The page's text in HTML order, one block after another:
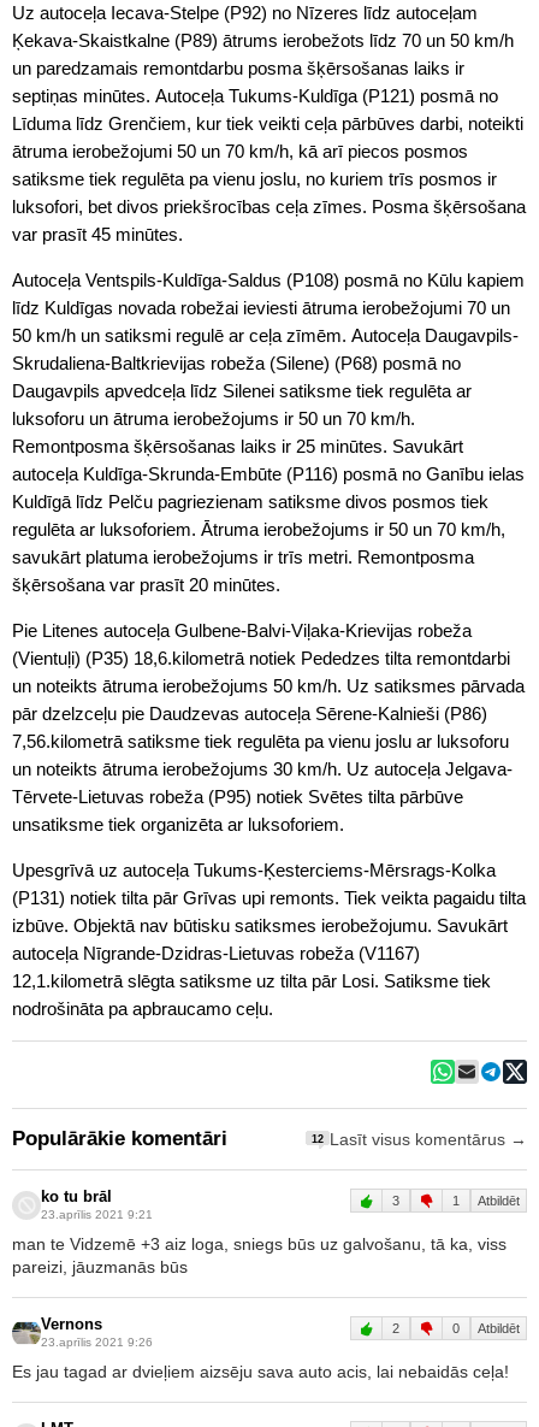
Uz autoceļa Iecava-Stelpe (P92) no Nīzeres līdz autoceļam
Ķekava-Skaistkalne (P89) ātrums ierobežots līdz 70 un 50 km/h
un paredzamais remontdarbu posma šķērsošanas laiks ir
septiņas minūtes. Autoceļa Tukums-Kuldīga (P121) posmā no
Līduma līdz Grenčiem, kur tiek veikti ceļa pārbūves darbi, noteikti
ātruma ierobežojumi 50 un 70 km/h, kā arī piecos posmos
satiksme tiek regulēta pa vienu joslu, no kuriem trīs posmos ir
luksofori, bet divos priekšrocības ceļa zīmes. Posma šķērsošana
var prasīt 45 minūtes.
Autoceļa Ventspils-Kuldīga-Saldus (P108) posmā no Kūlu kapiem
līdz Kuldīgas novada robežai ieviesti ātruma ierobežojumi 70 un
50 km/h un satiksmi regulē ar ceļa zīmēm. Autoceļa Daugavpils-
Skrudaliena-Baltkrievijas robeža (Silene) (P68) posmā no
Daugavpils apvedceļa līdz Silenei satiksme tiek regulēta ar
luksoforu un ātruma ierobežojums ir 50 un 70 km/h.
Remontposma šķērsošanas laiks ir 25 minūtes. Savukārt
autoceļa Kuldīga-Skrunda-Embūte (P116) posmā no Ganību ielas
Kuldīgā līdz Pelču pagriezienam satiksme divos posmos tiek
regulēta ar luksoforiem. Ātruma ierobežojums ir 50 un 70 km/h,
savukārt platuma ierobežojums ir trīs metri. Remontposma
šķērsošana var prasīt 20 minūtes.
Pie Litenes autoceļa Gulbene-Balvi-Viļaka-Krievijas robeža
(Vientuļi) (P35) 18,6.kilometrā notiek Pededzes tilta remontdarbi
un noteikts ātruma ierobežojums 50 km/h. Uz satiksmes pārvada
pār dzelzceļu pie Daudzevas autoceļa Sērene-Kalnieši (P86)
7,56.kilometrā satiksme tiek regulēta pa vienu joslu ar luksoforu
un noteikts ātruma ierobežojums 30 km/h. Uz autoceļa Jelgava-
Tērvete-Lietuvas robeža (P95) notiek Svētes tilta pārbūve
unsatiksme tiek organizēta ar luksoforiem.
Upesgrīvā uz autoceļa Tukums-Ķesterciems-Mērsrags-Kolka
(P131) notiek tilta pār Grīvas upi remonts. Tiek veikta pagaidu tilta
izbūve. Objektā nav būtisku satiksmes ierobežojumu. Savukārt
autoceļa Nīgrande-Dzidras-Lietuvas robeža (V1167)
12,1.kilometrā slēgta satiksme uz tilta pār Losi. Satiksme tiek
nodrošināta pa apbraucamo ceļu.
Populārākie komentāri 12 Lasīt visus komentārus →
ko tu brāl
23.aprīlis 2021 9:21
3 1 Atbildēt
man te Vidzemē +3 aiz loga, sniegs būs uz galvošanu, tā ka, viss
pareizi, jāuzmanās būs
Vernons
23.aprīlis 2021 9:26
2 0 Atbildēt
Es jau tagad ar dvieļiem aizsēju sava auto acis, lai nebaidās ceļa!